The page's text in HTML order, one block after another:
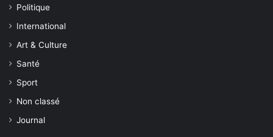
Politique
International
Art & Culture
Santé
Sport
Non classé
Journal